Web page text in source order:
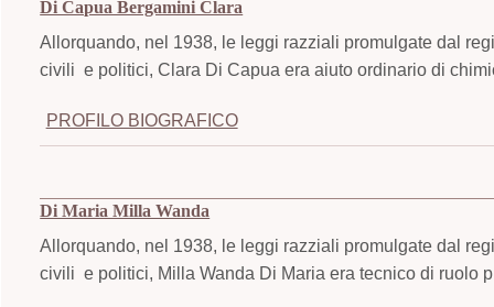
Di Capua Bergamini Clara
Allorquando, nel 1938, le leggi razziali promulgate dal
civili e politici, Clara Di Capua era aiuto ordinario di
PROFILO BIOGRAFICO
Di Maria Milla Wanda
Allorquando, nel 1938, le leggi razziali promulgate dal
civili e politici, Milla Wanda Di Maria era tecnico di ruolo